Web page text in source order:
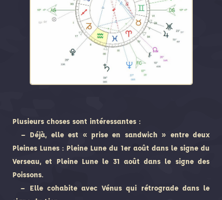
Plusieurs choses sont intéressantes :
– Déjà, elle est « prise en sandwich » entre deux
Pleines Lunes : Pleine Lune du 1er août dans le signe du
Verseau, et Pleine Lune le 31 août dans le signe des
Poissons.
– Elle cohabite avec Vénus qui rétrograde dans le